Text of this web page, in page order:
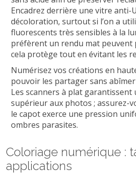
Encadrez derrière une vitre anti-
décoloration, surtout si l’on a
fluorescents très sensibles à la
préfèrent un rendu mat peuvent
cela protège tout en évitant les
Numérisez vos créations en
pouvoir les partager sans
Les scanners à plat
supérieur aux photos ; assurez-
le capot exerce une pression
ombres parasites.
Coloriage numérique :
applications